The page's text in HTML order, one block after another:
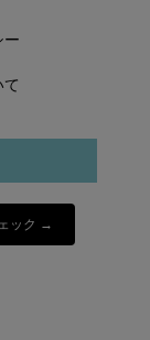
ー
ック →